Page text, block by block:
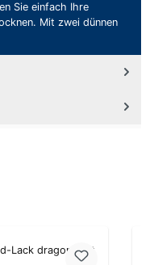
Sie einfach Ihre
Mit zwei dünnen